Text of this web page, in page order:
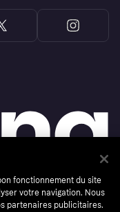
Stockholm, Sweden. All
34 Stockholm. Organization
fonctionnement du site
votre navigation. Nous
partenaires publicitaires.